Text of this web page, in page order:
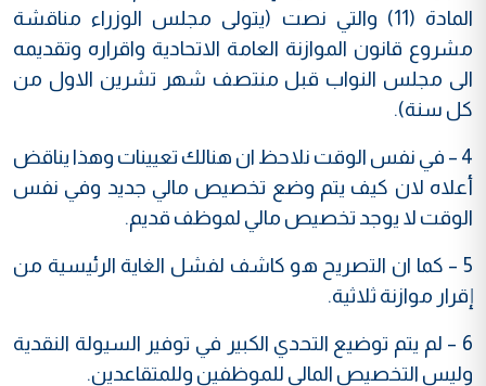
المادة (11) والتي نصت (يتولى مجلس الوزراء مناقشة
مشروع قانون الموازنة العامة الاتحادية واقراره وتقديمه
الى مجلس النواب قبل منتصف شهر تشرين الاول من
كل سنة).
4 – في نفس الوقت نلاحظ ان هنالك تعيينات وهذا يناقض
أعلاه لان كيف يتم وضع تخصيص مالي جديد وفي نفس
الوقت لا يوجد تخصيص مالي لموظف قديم.
5 – كما ان التصريح هو كاشف لفشل الغاية الرئيسية من
إقرار موازنة ثلاثية.
6 – لم يتم توضيع التحدي الكبير في توفير السيولة النقدية
وليس التخصيص المالي للموظفين وللمتقاعدين.